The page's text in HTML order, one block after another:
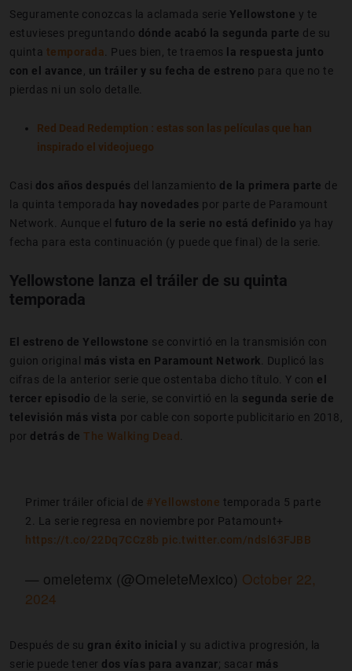
Seguramente conozcas la aclamada serie Yellowstone y te
estuvieses preguntando dónde acabó la segunda parte de su
quinta temporada . Pues bien, te traemos la respuesta junto
con el avance
un tráiler y su fecha de estreno para que no te
pierdas ni un solo detalle.
Red Dead Redemption : estas son las películas que han
inspirado el videojuego
Casi dos años después del lanzamiento de la primera parte de
la quinta temporada
hay novedades por parte de Paramount
Network. Aunque el futuro de la serie no está definido ya hay
fecha para esta continuación (y puede que final) de la serie.
Yellowstone lanza el tráiler de su quinta
temporada
El estreno de Yellowstone se convirtió en la transmisión con
guion original más vista en Paramount Network . Duplicó las
cifras de la anterior serie que ostentaba dicho título. Y con el
tercer episodio de la serie, se convirtió en la segunda serie de
televisión más vista por cable con soporte publicitario en 2018,
por detrás de The Walking Dead
Primer tráiler oficial de #Yellowstone temporada 5 parte
2. La serie regresa en noviembre por Patamount+
https://t.co/22Dq7CCz8b pic.twitter.com/ndsl63FJBB
— omeletemx (@OmeleteMexico) October 22,
2024
Después de su gran éxito inicial
y su adictiva progresión, la
serie puede tener dos vías para avanzar; sacar más